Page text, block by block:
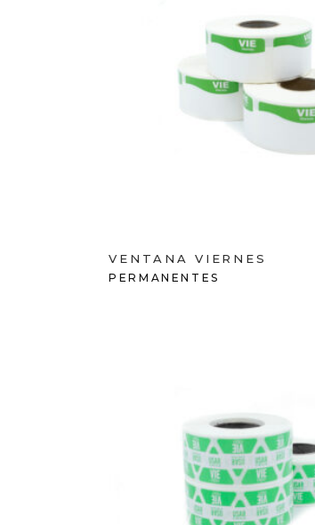
ADD TO CART
VENTANA VIERNES
PERMANENTES
ADD TO CART